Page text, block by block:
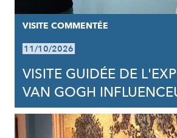
VISITE COMMENTÉE
11/10/2026
VISITE GUIDÉE DE
VAN GOGH